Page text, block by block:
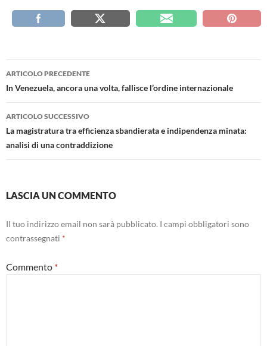
Navigazione
articolo
ARTICOLO PRECEDENTE
In Venezuela, ancora una volta, fallisce l’ordine internazionale
ARTICOLO SUCCESSIVO
La magistratura tra efficienza sbandierata e indipendenza minata:
analisi di una contraddizione
LASCIA UN COMMENTO
Il tuo indirizzo email non sarà pubblicato. I campi obbligatori sono
contrassegnati *
Commento *